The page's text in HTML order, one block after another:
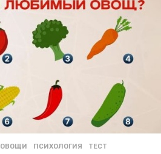
,ОВОЩИ ,ПСИХОЛОГИЯ ,ТЕСТ